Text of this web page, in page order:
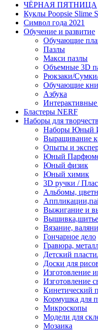
ЧЁРНАЯ ПЯТНИЦА
Куклы Poopsie Slime
Символ года 2021
Обучение и развитие
Обучающие
Пазлы
Макси пазлы
Объемные 3D
Рюкзаки/
Обучающие
Азбука
Бластеры NERF
Наборы для
Наборы Юный
Выращивание
Опыты и
Юный
Юный физик
Юный химик
3D ручки /
Альбомы,
Выжигание и
Вышивка,шитье
Вязание,
Гончарное дело
Гравюра,
Детский
Доски для
Изготовление
Изготовление
Кинетический
Кормушка для
Микроскопы
Модели для
Мозаика